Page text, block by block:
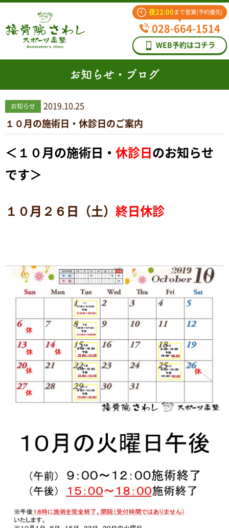
夜22:00 まで営業(予約優先)
028-664-1514
WEB予約はコチラ
お知らせ・ブログ
お知らせ 2019.10.25
１０月の施術日・休診日のご案内
＜１０ 月の施術日・ 休診日 のお知らせ
です＞
１０月２６日（土） 終日休診